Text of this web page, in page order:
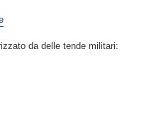
da delle tende militari: